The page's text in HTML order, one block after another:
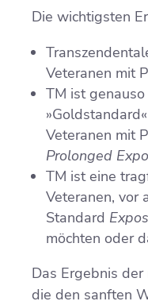
Die wichtigsten
Veteranen mit
TM ist
Veteranen mit
Prolonged
TM ist eine
Veteranen, vor
Standard
möchten oder
Das Ergebnis
die den sanften